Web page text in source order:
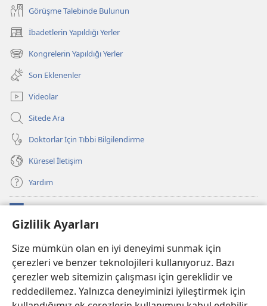
Gizlilik Ayarları
Size mümkün olan en iyi deneyimi sunmak için
çerezleri ve benzer teknolojileri kullanıyoruz. Bazı
çerezler web sitemizin çalışması için gereklidir ve
reddedilemez. Yalnızca deneyiminizi iyileştirmek için
Görüşme Talebinde Bulunun
İbadetlerin Yapıldığı Yerler
(yeni
pencere
açar)
Kongrelerin Yapıldığı Yerler
(yeni
pencere
açar)
Son Eklenenler
Videolar
Sitede Ara
Doktorlar İçin Tıbbi Bilgilendirme
Küresel İletişim
Yardım
(yeni
pencere
Watchtower ONLINE KÜTÜPHANE
(yeni
pencere
açar)
JW Hub ®
(yeni
pencere
açar)
®